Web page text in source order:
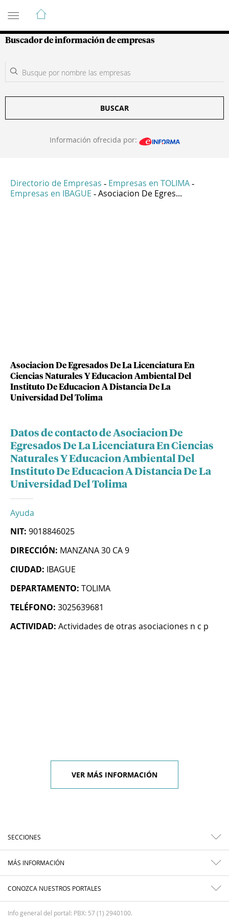
Guía de Empresas Colombianas
Buscador de información de empresas
BUSCAR
Información ofrecida por:
Directorio de Empresas - Empresas en TOLIMA -
Empresas en IBAGUE - Asociacion De Egres...
Asociacion De Egresados De La Licenciatura En
Ciencias Naturales Y Educacion Ambiental Del
Instituto De Educacion A Distancia De La
Universidad Del Tolima
Datos de contacto de Asociacion De
Egresados De La Licenciatura En Ciencias
Naturales Y Educacion Ambiental Del
Instituto De Educacion A Distancia De La
Universidad Del Tolima
Ayuda
NIT: 9018846025
DIRECCIÓN: MANZANA 30 CA 9
CIUDAD: IBAGUE
DEPARTAMENTO: TOLIMA
TELÉFONO: 3025639681
ACTIVIDAD: Actividades de otras asociaciones n c p
VER MÁS INFORMACIÓN
SECCIONES
MÁS INFORMACIÓN
CONOZCA NUESTROS PORTALES
Info general del portal: PBX: 57 (1) 2940100.